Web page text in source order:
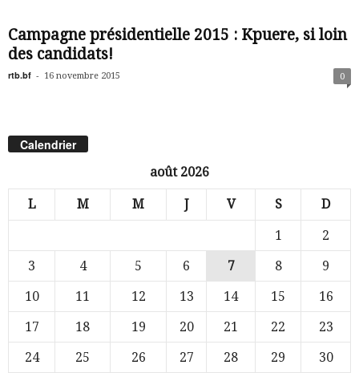
Campagne présidentielle 2015 : Kpuere, si loin
des candidats!
rtb.bf - 16 novembre 2015 0
Calendrier
août 2026
L M M J V S D
1
2
3
4 5 6 7 8
9
10
11 12 13 14 15
16
17
18 19 20 21 22
23
24
25 26 27 28 29
30